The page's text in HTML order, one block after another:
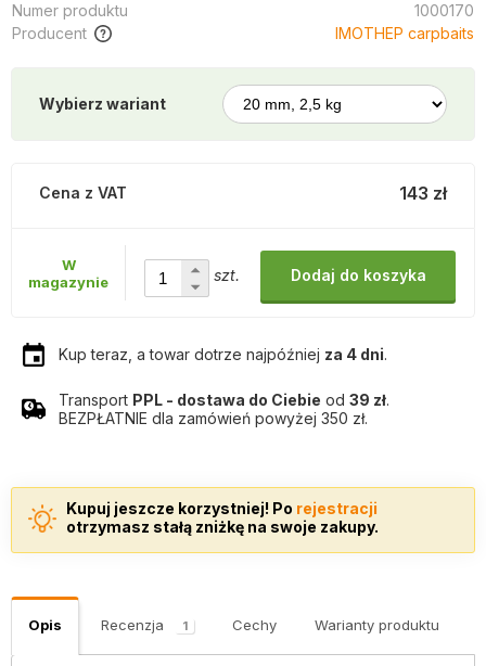
Numer produktu
1000170
Producent
IMOTHEP carpbaits
Wybierz wariant
143 zł
Cena z VAT
W
magazynie
szt. Dodaj do koszyka
Kup teraz, a towar dotrze najpóźniej za 4 dni.
Transport PPL - dostawa do Ciebie od 39 zł.
BEZPŁATNIE dla zamówień powyżej 350 zł.
Kupuj jeszcze korzystniej! Po rejestracji
otrzymasz stałą zniżkę na swoje zakupy.
Opis Recenzja 1 Cechy Warianty produktu